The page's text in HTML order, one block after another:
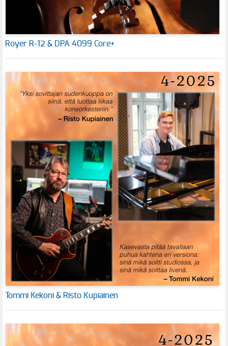
Royer R-12 & DPA 4099 Core+
Tommi Kekoni & Risto Kupiainen